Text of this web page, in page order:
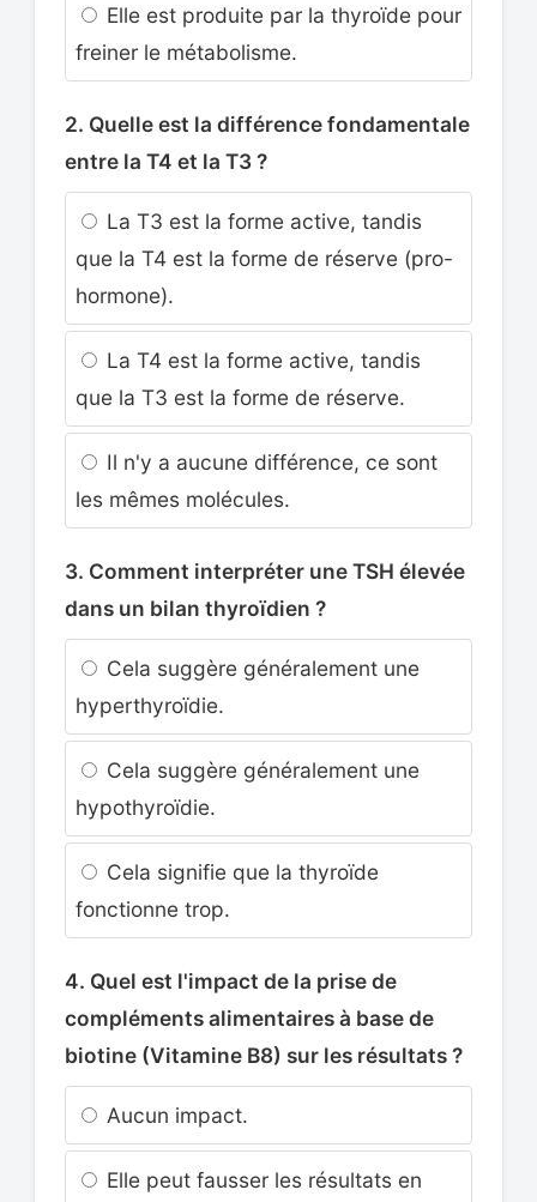
Elle est produite par la thyroïde pour
freiner le métabolisme.
2. Quelle est la différence fondamentale
entre la T4 et la T3 ?
La T3 est la forme active, tandis
que la T4 est la forme de réserve (pro-
hormone).
La T4 est la forme active, tandis
que la T3 est la forme de réserve.
Il n'y a aucune différence, ce sont
les mêmes molécules.
3. Comment interpréter une TSH élevée
dans un bilan thyroïdien ?
Cela suggère généralement une
hyperthyroïdie.
Cela suggère généralement une
hypothyroïdie.
Cela signifie que la thyroïde
fonctionne trop.
4. Quel est l'impact de la prise de
compléments alimentaires à base de
biotine (Vitamine B8) sur les résultats ?
Aucun impact.
Elle peut fausser les résultats en